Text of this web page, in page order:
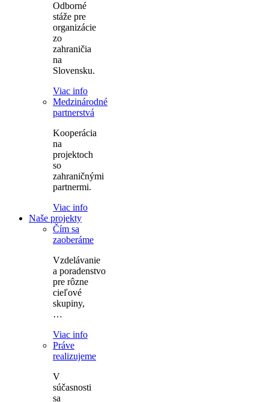
Odborné
stáže pre
organizácie
zo
zahraničia
na
Slovensku.
Viac info
Medzinárodné
partnerstvá
Kooperácia
na
projektoch
so
zahraničnými
partnermi.
Viac info
Naše projekty
Čím sa
zaoberáme
Vzdelávanie
a poradenstvo
pre rôzne
cieľové
skupiny,
…
Viac info
Práve
realizujeme
V
súčasnosti
sa